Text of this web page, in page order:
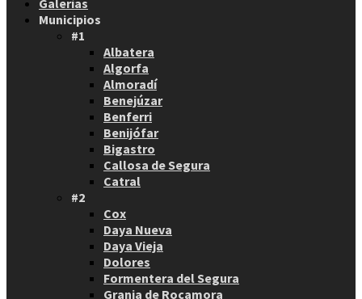
Galerías
Municipios
#1
Albatera
Algorfa
Almoradí
Benejúzar
Benferri
Benijófar
Bigastro
Callosa de Segura
Catral
#2
Cox
Daya Nueva
Daya Vieja
Dolores
Formentera del Segura
Granja de Rocamora